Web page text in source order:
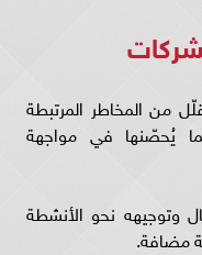
من المخاطر المرتبطة
مما يُحصّنها في مواجهة
وتوجيهه نحو الأنشطة
مضافة.